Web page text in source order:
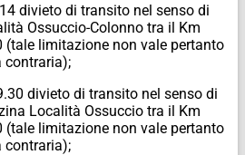
divieto di transito nel senso di
Ossuccio-Colonno tra il Km
(tale limitazione non vale pertanto
contraria);
divieto di transito nel senso di
Località Ossuccio tra il Km
(tale limitazione non vale pertanto
contraria);